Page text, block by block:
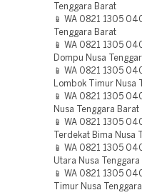
Tenggara Barat
📱 WA 0821 1305
Tenggara Barat
📱 WA 0821 1305
Dompu Nusa
📱 WA 0821 1305
Lombok Timur Nusa
📱 WA 0821 1305
Nusa Tenggara Barat
📱 WA 0821 1305
Terdekat Bima Nusa
📱 WA 0821 1305
Utara Nusa Tenggara
📱 WA 0821 1305
Timur Nusa